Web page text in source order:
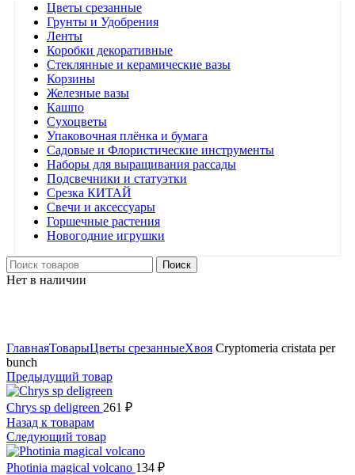
Цветы срезанные
Грунты и Удобрения
Ленты
Коробки декоративные
Стеклянные и керамические вазы
Корзины
Железные вазы
Кашпо
Сухоцветы
Упаковочная плёнка и бумага
Садовые и Флористические инструменты
Наборы для выращивания рассады
Подсвечники и статуэтки
Срезка КИТАЙ
Свечи и аксессуары
Горшечные растения
Новогодние игрушки
Поиск
Нет в наличии
ГлавнаяТоварыЦветы срезанныеХвоя Cryptomeria cristata per
bunch
Предыдущий товар
Chrys sp deligreen 261 ₽
Назад к товарам
Следующий товар
Photinia magical volcano 134 ₽